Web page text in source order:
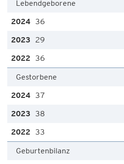
Lebendgeborene
36
29
36
Gestorbene
37
38
33
Geburtenbilanz